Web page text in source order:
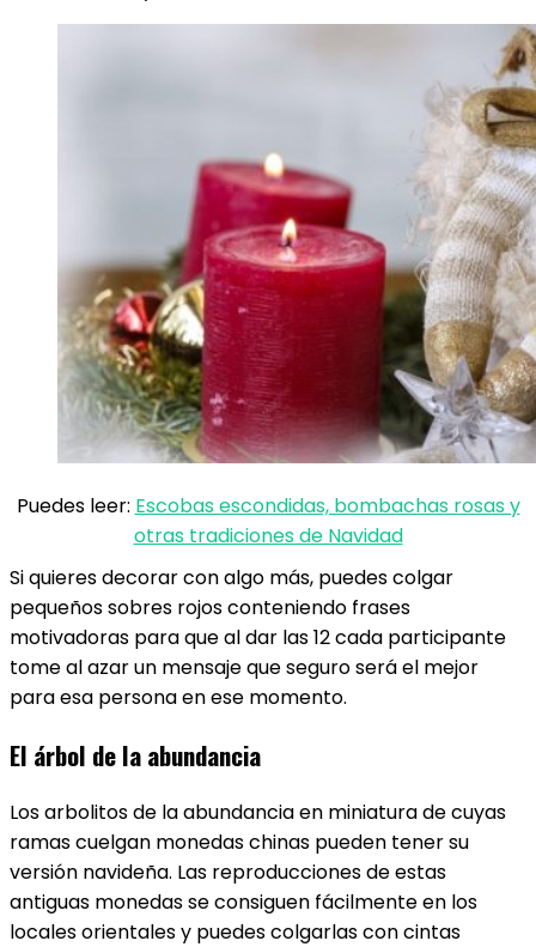
Puedes leer: Escobas escondidas, bombachas rosas y
otras tradiciones de Navidad
Si quieres decorar con algo más, puedes colgar
pequeños sobres rojos conteniendo frases
motivadoras para que al dar las 12 cada participante
tome al azar un mensaje que seguro será el mejor
para esa persona en ese momento.
El árbol de la abundancia
Los arbolitos de la abundancia en miniatura de cuyas
ramas cuelgan monedas chinas pueden tener su
versión navideña. Las reproducciones de estas
antiguas monedas se consiguen fácilmente en los
locales orientales y puedes colgarlas con cintas